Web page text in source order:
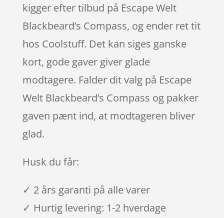
kigger efter tilbud på Escape Welt
Blackbeard’s Compass, og ender ret tit
hos Coolstuff. Det kan siges ganske
kort, gode gaver giver glade
modtagere. Falder dit valg på Escape
Welt Blackbeard’s Compass og pakker
gaven pænt ind, at modtageren bliver
glad.
Husk du får:
✓ 2 års garanti på alle varer
✓ Hurtig levering: 1-2 hverdage